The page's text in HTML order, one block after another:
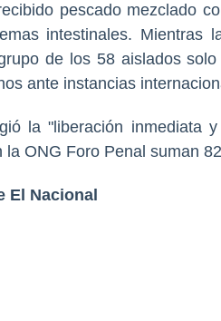
pescado mezclado
intestinales.
de los 58 aislados
ante instancias
la "liberación inmediata
la ONG Foro Penal suman
El Nacional